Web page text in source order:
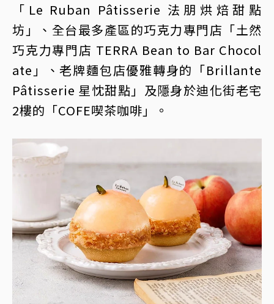
「Le Ruban Pâtisserie 法朋烘焙甜點
坊」、全台最多產區的巧克力專門店「土然
巧克力專門店 TERRA Bean to Bar Chocol
ate」、老牌麵包店優雅轉身的「Brillante
Pâtisserie 星忱甜點」及隱身於迪化街老宅
2樓的「COFE喫茶咖啡」。